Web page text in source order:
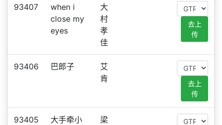
93407
when i
close my
eyes
大
村
孝
佳
去上
传
93406 巴郎子
艾
肯
去上
传
93405
大手牵小
梁